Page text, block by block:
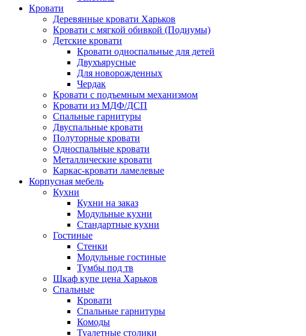
Кровати
Деревянные кровати Харьков
Кровати с мягкой обивкой (Подиумы)
Детские кровати
Кровати односпальные для детей
Двухъярусные
Для новорожденных
Чердак
Кровати с подъемным механизмом
Кровати из МДФ/ДСП
Спальные гарнитуры
Двуспальные кровати
Полуторные кровати
Односпальные кровати
Металлические кровати
Каркас-кровати ламелевые
Корпусная мебель
Кухни
Кухни на заказ
Модульные кухни
Стандартные кухни
Гостиные
Стенки
Модульные гостиные
Тумбы под тв
Шкаф купе цена Харьков
Спальные
Кровати
Спальные гарнитуры
Комоды
Туалетные столики